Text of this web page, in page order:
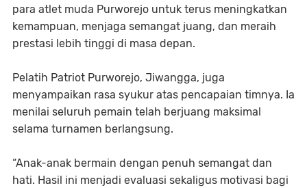
para atlet muda Purworejo untuk terus meningkatkan
kemampuan, menjaga semangat juang, dan meraih
prestasi lebih tinggi di masa depan.
Pelatih Patriot Purworejo, Jiwangga, juga
menyampaikan rasa syukur atas pencapaian timnya. Ia
menilai seluruh pemain telah berjuang maksimal
selama turnamen berlangsung.
“Anak-anak bermain dengan penuh semangat dan
hati. Hasil ini menjadi evaluasi sekaligus motivasi bagi